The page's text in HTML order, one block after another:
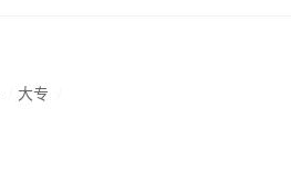
大专